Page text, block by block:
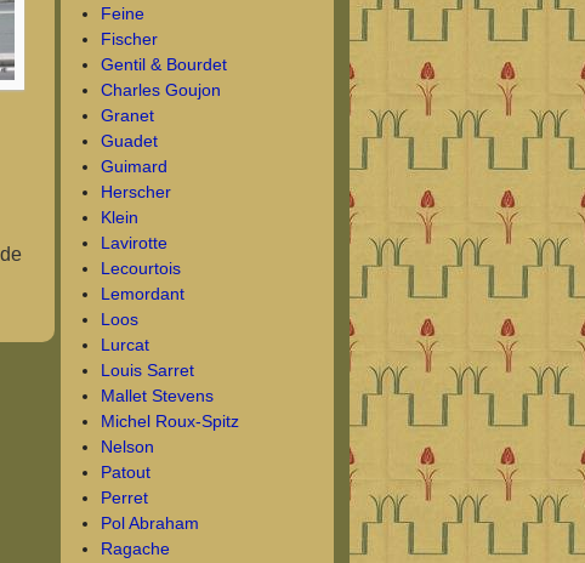
Feine
Fischer
Gentil & Bourdet
Charles Goujon
Granet
Guadet
Guimard
Herscher
Klein
Lavirotte
Lecourtois
Lemordant
Loos
Lurcat
Louis Sarret
Mallet Stevens
Michel Roux-Spitz
Nelson
Patout
Perret
Pol Abraham
Ragache